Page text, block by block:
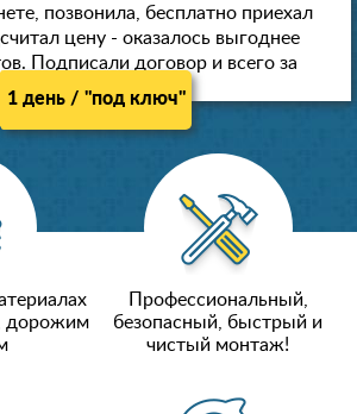
позвонила, бесплатно приехал
цену - оказалось выгоднее
Подписали договор и всего за
новые потолки!
1 день / "под ключ"
дорожим
Профессиональный,
безопасный, быстрый и
чистый монтаж!